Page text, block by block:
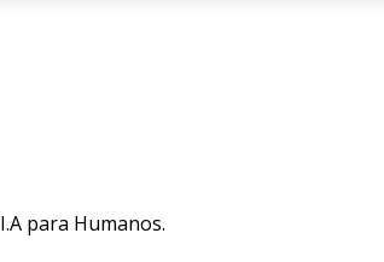
para Humanos.